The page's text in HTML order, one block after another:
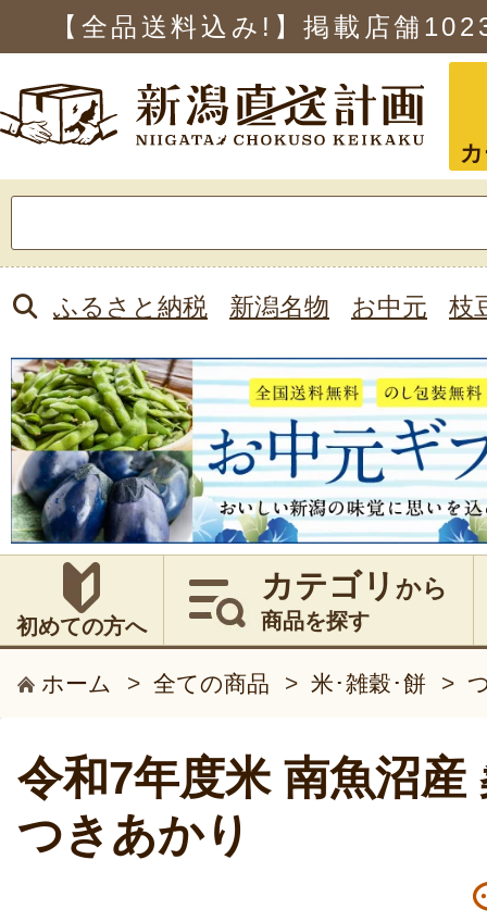
【全品送料込み!】掲載店舗
索:
ふるさと納税 新潟名物 お中元 枝
初めての方へ
カテゴリ から
商品を探す
ホーム > 全ての商品 > 米･雑穀･餅 >
令和7年度米 南魚沼産
つきあかり